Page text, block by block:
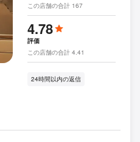
この店舗の合計 167
4.78
評価
この店舗の合計 4.41
24時間以内の返信